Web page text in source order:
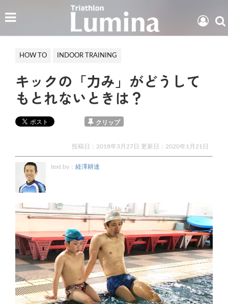
HOW TO INDOOR TRAINING
キックの「力み」がどうして
もとれないときは？
クリップ
投稿日：2018年3月27日 更新日： 2020年1月21日
text by： 経澤耕達